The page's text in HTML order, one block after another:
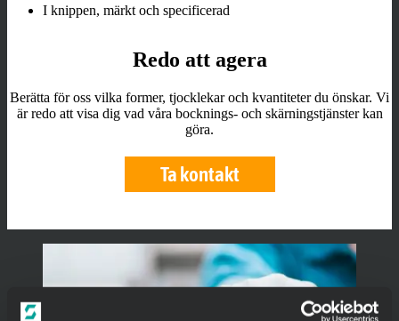
I knippen, märkt och specificerad
Redo att agera
Berätta för oss vilka former, tjocklekar och kvantiteter du önskar. Vi
är redo att visa dig vad våra bocknings- och skärningstjänster kan
göra.
Ta kontakt